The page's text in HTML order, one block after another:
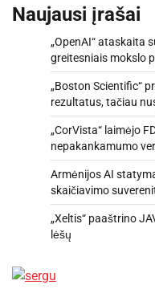
Naujausi įrašai
„OpenAI“ ataskaita
greitesniais mokslo
„Boston Scientific“
rezultatus, tačiau
„CorVista“ laimėjo
nepakankamumo
Armėnijos AI
skaičiavimo
„Xeltis“ paaštrino
lėšų